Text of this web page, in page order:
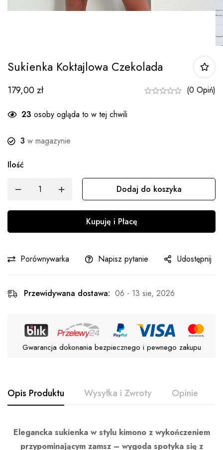
Sukienka Koktajlowa Czekolada
179,00zł (0 Opiń)
23 osoby ogląda to w tej chwili
3 w magazynie
Ilość
Dodaj do koszyka
Kupuję i Płacę
Porównywarka Napisz pytanie Udostępnij
Przewidywana dostawa: 06 - 13 sie, 2026
Gwarancja dokonania bezpiecznego i pewnego zakupu
Opis Produktu Wysyłka i Zwroty Opinie
Elegancka sukienka w stylu kimono z wykończeniem
przypominającym zamsz – wygoda spotyka się z